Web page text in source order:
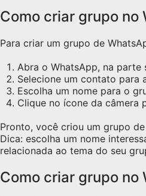
e faça novas amizades!
Como criar grupo no
Para criar um grupo de
Abra o WhatsApp, na
Selecione um contato para
Escolha um nome para o
Clique no ícone da câmera
Pronto, você criou um grupo
Dica: escolha um nome
relacionada ao tema do seu
Como criar grupo no